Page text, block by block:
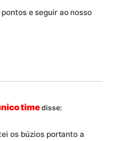
e seguir ao nosso
timedisse:
os búzios portanto a